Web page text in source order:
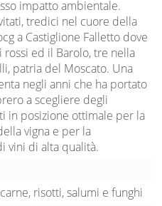
impatto ambientale.
tredici nel cuore della
a Castiglione Falletto dove
rossi ed il Barolo, tre nella
patria del Moscato. Una
negli anni che ha portato
a scegliere degli
in posizione ottimale per la
vigna e per la
vini di alta qualità.
risotti, salumi e funghi